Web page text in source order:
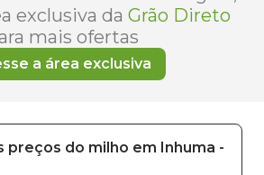
exclusiva da Grão Direto
mais ofertas
a área exclusiva
preços do milho em Inhuma -